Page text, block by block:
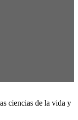
ciencias de la vida y